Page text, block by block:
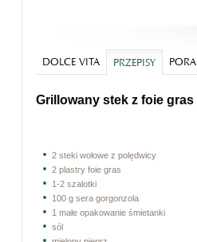
DOLCE VITA PRZEPISY
Grillowany stek z foie gras
2 steki wołowe z polędwicy
2 plastry foie gras
1-2 szalotki
100 g sera gorgonzola
1 małe opakowanie śmietanki
sól